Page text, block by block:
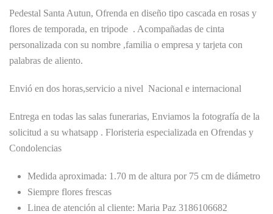
Pedestal Santa Autun, Ofrenda en diseño tipo cascada en rosas y
flores de temporada, en tripode . Acompañadas de cinta
personalizada con su nombre ,familia o empresa y tarjeta con
palabras de aliento.
Envió en dos horas,servicio a nivel Nacional e internacional
Entrega en todas las salas funerarias, Enviamos la fotografía de la
solicitud a su whatsapp . Floristeria especializada en Ofrendas y
Condolencias
Medida aproximada: 1.70 m de altura por 75 cm de diámetro
Siempre flores frescas
Linea de atención al cliente: Maria Paz 3186106682